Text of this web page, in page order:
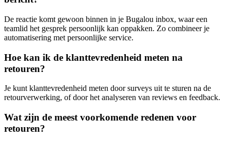
De reactie komt gewoon binnen in je Bugalou inbox, waar een
teamlid het gesprek persoonlijk kan oppakken. Zo combineer je
automatisering met persoonlijke service.
Hoe kan ik de klanttevredenheid meten na
retouren?
Je kunt klanttevredenheid meten door surveys uit te sturen na de
retourverwerking, of door het analyseren van reviews en feedback.
Wat zijn de meest voorkomende redenen voor
retouren?